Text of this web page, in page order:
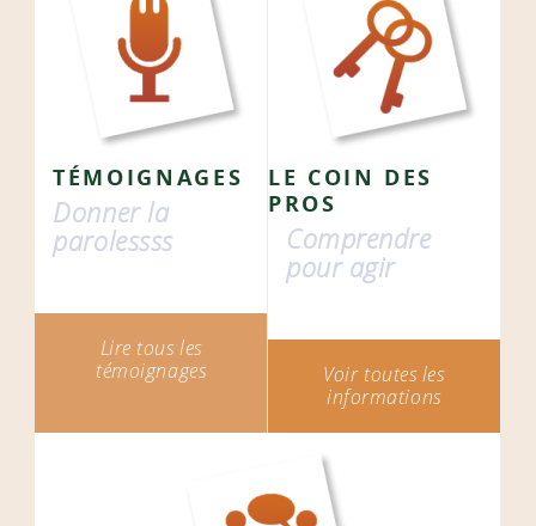
TÉMOIGNAGES
Donner la
parolessss
Lire tous les
témoignages
LE COIN DES
PROS
Comprendre
pour agir
Voir toutes les
informations